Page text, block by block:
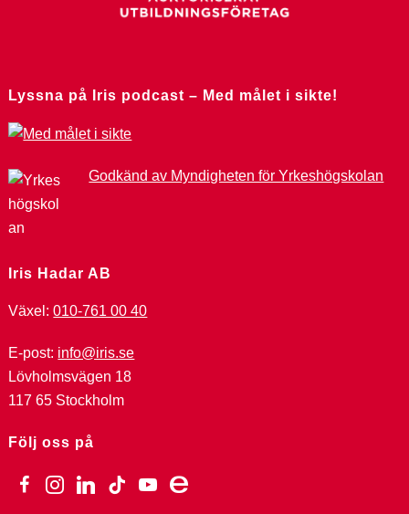
Lyssna på Iris podcast – Med målet i sikte!
Godkänd av Myndigheten för Yrkeshögskolan
Iris Hadar AB
Växel:010-761 00 40
E-post: info@iris.se
Lövholmsvägen 18
117 65 Stockholm
Följ oss på
facebookinstagramlinkedin
tiktok youtube
ebay